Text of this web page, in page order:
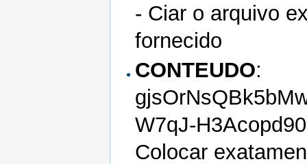
- Ciar o arquivo
fornecido
CONTEUDO:
W7qJ-
Colocar